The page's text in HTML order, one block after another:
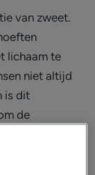
van zweet.
lichaam te
niet altijd
is dit
de
en de
leven